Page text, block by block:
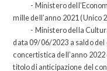
- Ministero
mille dell’anno 2021 (Unico
- Ministero della
data 09/06/2023 a saldo del
concertistica dell’anno
titolo di anticipazione del